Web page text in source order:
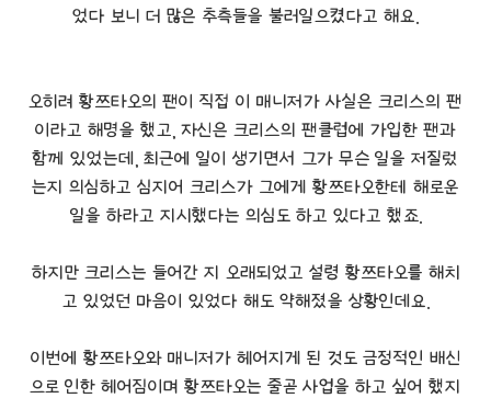
었다 보니 더 많은 추측들을 불러일으켰다고 해요.
오히려 황쯔타오의 팬이 직접 이 매니저가 사실은 크리스의 팬
이라고 해명을 했고, 자신은 크리스의 팬클럽에 가입한 팬과
함께 있었는데, 최근에 일이 생기면서 그가 무슨 일을 저질렀
는지 의심하고 심지어 크리스가 그에게 황쯔타오한테 해로운
일을 하라고 지시했다는 의심도 하고 있다고 했죠.
하지만 크리스는 들어간 지 오래되었고 설령 황쯔타오를 해치
고 있었던 마음이 있었다 해도 약해졌을 상황인데요.
이번에 황쯔타오와 매니저가 헤어지게 된 것도 금정적인 배신
으로 인한 헤어짐이며 황쯔타오는 줄곧 사업을 하고 싶어 했지